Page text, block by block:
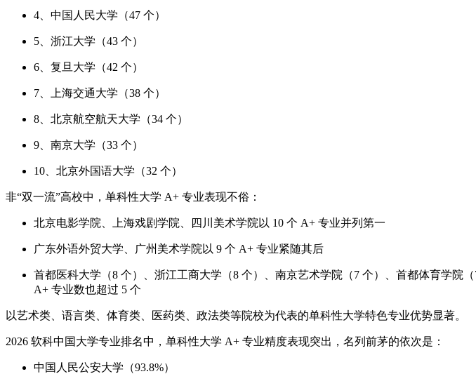
4、中国人民大学（47 个）
5、浙江大学（43 个）
6、复旦大学（42 个）
7、上海交通大学（38 个）
8、北京航空航天大学（34 个）
9、南京大学（33 个）
10、北京外国语大学（32 个）
非“双一流”高校中，单科性大学 A+ 专业表现不俗：
北京电影学院、上海戏剧学院、四川美术学院以 10 个 A+ 专业并列第一
广东外语外贸大学、广州美术学院以 9 个 A+ 专业紧随其后
首都医科大学（8 个）、浙江工商大学（8 个）、南京艺术学院（7 个）、首都体育学院
A+ 专业数也超过 5 个
以艺术类、语言类、体育类、医药类、政法类等院校为代表的单科性大学特色专业优势显著。
2026 软科中国大学专业排名中，单科性大学 A+ 专业精度表现突出，名列前茅的依次是：
中国人民公安大学（93.8%）